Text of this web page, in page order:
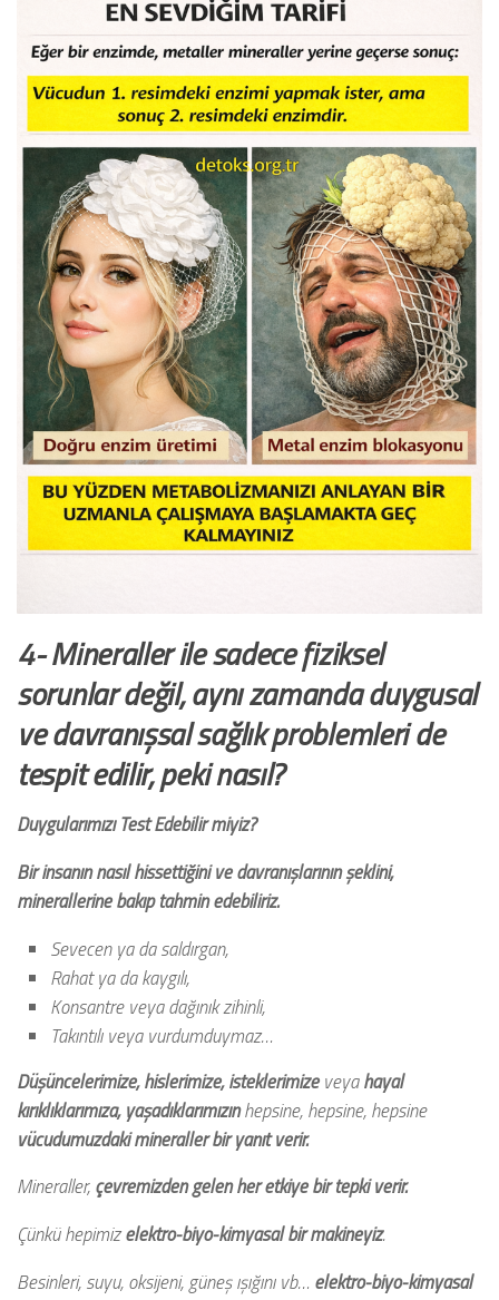
4- Mineraller ile sadece fiziksel
sorunlar değil, aynı zamanda duygusal
ve davranışsal sağlık problemleri de
tespit edilir, peki nasıl?
Duygularımızı Test Edebilir miyiz?
Bir insanın nasıl hissettiğini ve davranışlarının şeklini,
minerallerine bakıp tahmin edebiliriz.
Sevecen ya da saldırgan,
Rahat ya da kaygılı,
Konsantre veya dağınık zihinli,
Takıntılı veya vurdumduymaz…
Düşüncelerimize, hislerimize, isteklerimizeveyahayal
kırıklıklarımıza, yaşadıklarımızınhepsine, hepsine, hepsine
vücudumuzdaki mineraller bir yanıt verir.
Mineraller, çevremizden gelen her etkiye bir tepki verir.
Çünkü hepimizelektro-biyo-kimyasal bir makineyiz.
Besinleri, suyu, oksijeni, güneş ışığını vb… elektro-biyo-kimyasal